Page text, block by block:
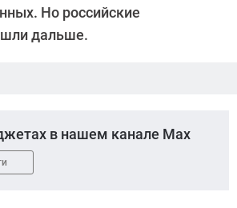
Но российские
дальше.
в нашем канале Max